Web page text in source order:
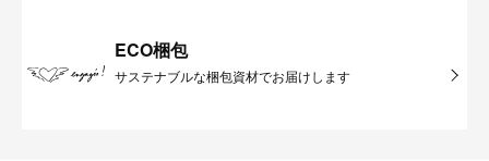
ECO梱包
サステナブルな梱包資材でお届けします